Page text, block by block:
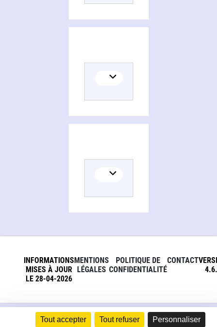
Tout accepter Tout refuser Personnaliser
INFORMATIONS
MISES À JOUR
LE 28-04-2026
MENTIONS
LÉGALES
POLITIQUE DE
CONFIDENTIALITÉ
CONTACT